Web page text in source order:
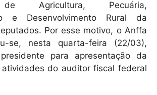
b
o
o
k
de Agricultura, Pecuária,
e Desenvolvimento Rural da
Por esse motivo, o Anffa
se, nesta quarta-feira (22/03),
para apresentação da
do auditor fiscal federal